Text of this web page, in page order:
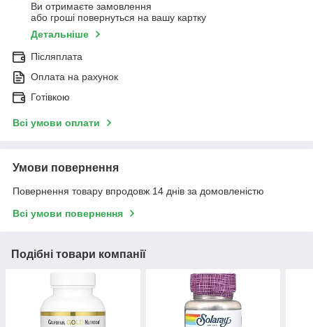
Ви отримаєте замовлення
або гроші повернуться на вашу картку
Детальніше
Післяплата
Оплата на рахунок
Готівкою
Всі умови оплати
Умови повернення
Повернення товару впродовж 14 днів за домовленістю
Всі умови повернення
Подібні товари компанії